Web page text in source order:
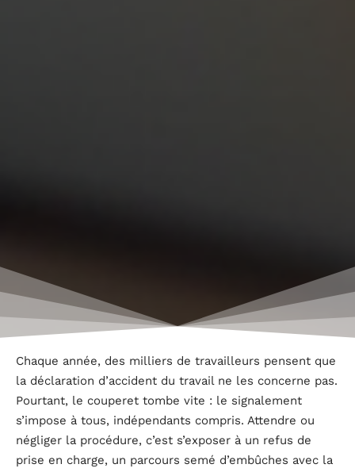
Chaque année, des milliers de travailleurs pensent que
la déclaration d’accident du travail ne les concerne pas.
Pourtant, le couperet tombe vite : le signalement
s’impose à tous, indépendants compris. Attendre ou
négliger la procédure, c’est s’exposer à un refus de
prise en charge, un parcours semé d’embûches avec la